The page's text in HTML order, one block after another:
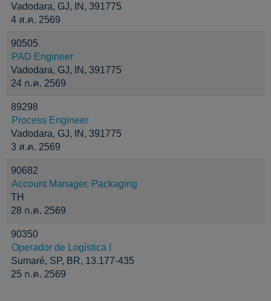
Vadodara, GJ, IN, 391775
4 ส.ค. 2569
90505
PAD Engineer
Vadodara, GJ, IN, 391775
24 ก.ค. 2569
89298
Process Engineer
Vadodara, GJ, IN, 391775
3 ส.ค. 2569
90682
Account Manager, Packaging
TH
28 ก.ค. 2569
90350
Operador de Logística I
Sumaré, SP, BR, 13.177-435
25 ก.ค. 2569